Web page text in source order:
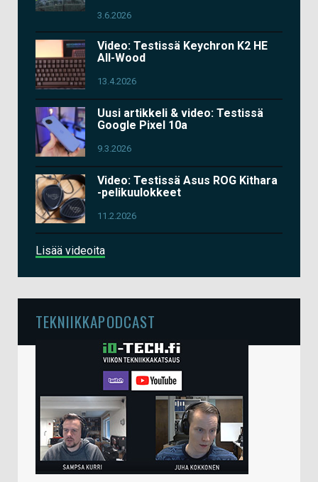
3.6.2026
Video: Testissä Keychron K2 HE
All-Wood
13.4.2026
Uusi artikkeli & video: Testissä
Google Pixel 10a
9.3.2026
Video: Testissä Asus ROG Kithara
-pelikuulokkeet
11.2.2026
Lisää videoita
TEKNIIKKAPODCAST